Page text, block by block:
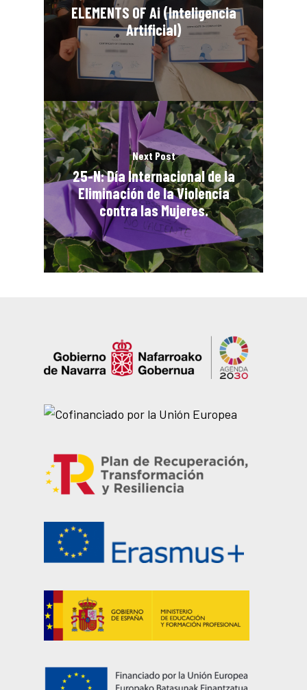
ELEMENTS OF Ai (Inteligencia
Artificial)
Next Post
25-N: Día Internacional de la
Eliminación de la Violencia
contra las Mujeres.